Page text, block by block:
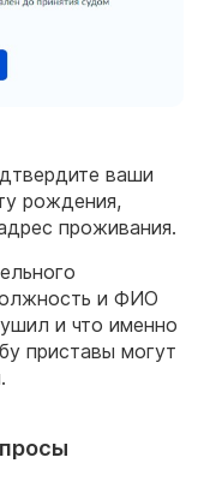
ваши
рождения,
проживания.
и ФИО
и что именно
приставы могут